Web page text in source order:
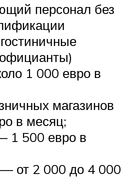
персонал без
1 000 евро в
магазинов
в месяц;
1 500 евро в
— от 2 000 до 4 000